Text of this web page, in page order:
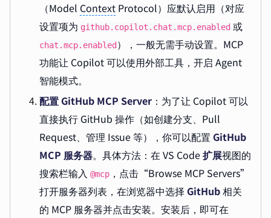
（Model Context Protocol）应默认启用（对应
设置项为 github.copilot.chat.mcp.enabled 或
chat.mcp.enabled ），一般无需手动设置。MCP
功能让 Copilot 可以使用外部工具，开启 Agent
智能模式。
配置 GitHub MCP Server ：为了让 Copilot 可以
直接执行 GitHub 操作（如创建分支、Pull
Request、管理 Issue 等），你可以配置 GitHub
MCP 服务器。具体方法：在 VS Code扩展视图的
搜索栏输入 @mcp ，点击“Browse MCP Servers”
打开服务器列表，在浏览器中选择 GitHub相关
的 MCP 服务器并点击安装。安装后，即可在